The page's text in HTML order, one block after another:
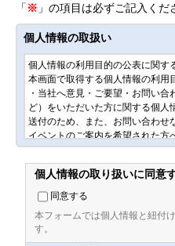
「 ※ 」の項目は必ずご記入くだ
個人情報の取扱い
個人情報の利用目的の公表に関す
本画面で取得する個人情報の利用
・当社へ意見・ご要望・お問い
ど）をいただいた方に関する個
送付のため、また、お問い合わせ
イベントのご案内を希望された方
ため
その他、個人情報に関する内容は
■個人情報保護方針
https://www.nttdata-bizsys.co.jp/
■個人情報の取り扱い
個人情報の取り扱いに同意
同意する
本フォームでは個人情報と紐付
す。